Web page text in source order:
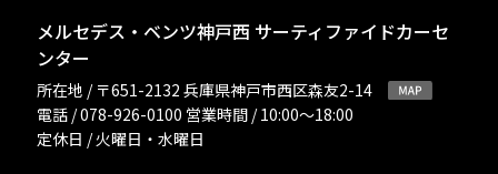
メルセデス・ベンツ神戸西 サーティファイドカーセ
ンター
所在地 / 〒651-2132 兵庫県神戸市西区森友2-14
電話 / 078-926-0100 営業時間 / 10:00〜18:00
定休日 / 火曜日・水曜日